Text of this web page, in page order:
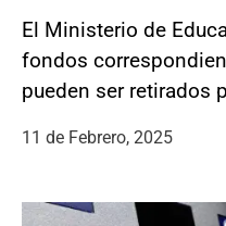
El Ministerio de
fondos
pueden ser retirados
11 de Febrero, 2025